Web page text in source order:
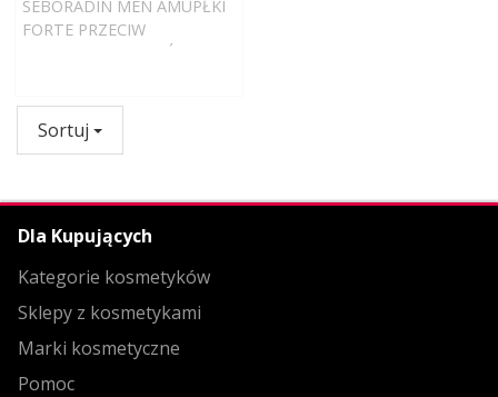
SEBORADIN MEN AMUPŁKI
FORTE PRZECIW
WYPADANIU WŁOSÓW 14 X
Sortuj
Dla Kupujących
Kategorie kosmetyków
Sklepy z kosmetykami
Marki kosmetyczne
Pomoc